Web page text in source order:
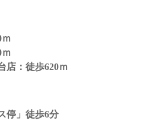
店：徒歩620ｍ
停」徒歩6分